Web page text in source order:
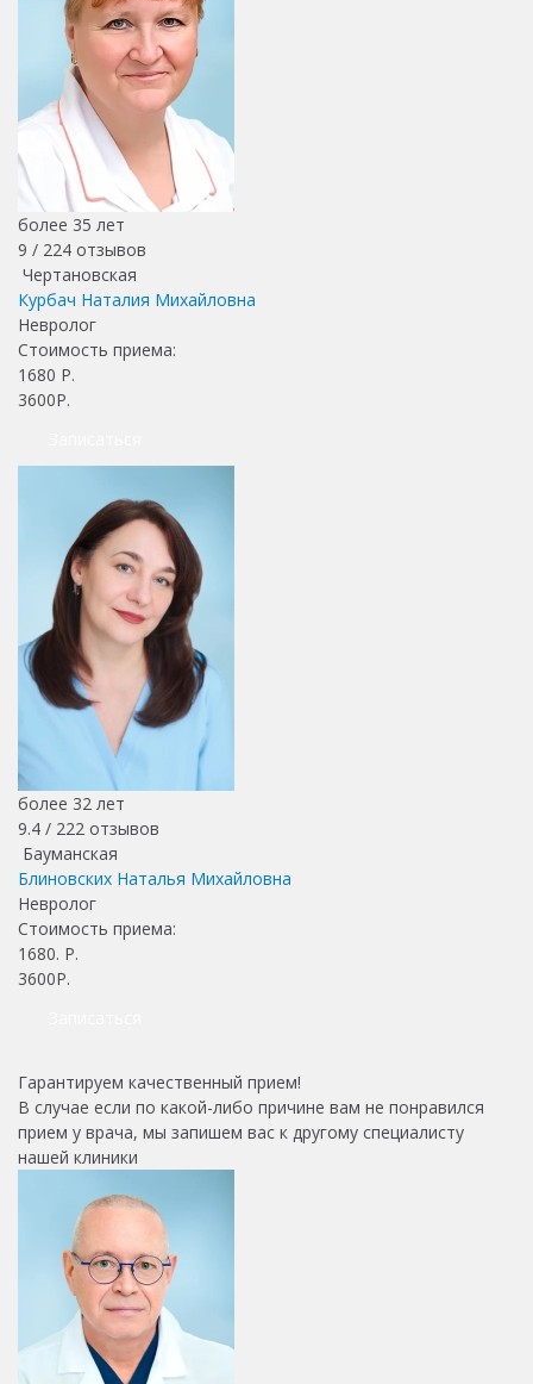
более 35 лет
9 / 224 отзывов
Чертановская
Курбач Наталия Михайловна
Невролог
Стоимость приема:
1680 Р.
3600Р.
более 32 лет
9.4 / 222 отзывов
Бауманская
Блиновских Наталья Михайловна
Невролог
Стоимость приема:
1680. Р.
3600Р.
Гарантируем качественный прием!
В случае если по какой-либо причине вам не понравился
прием у врача, мы запишем вас к другому специалисту
нашей клиники